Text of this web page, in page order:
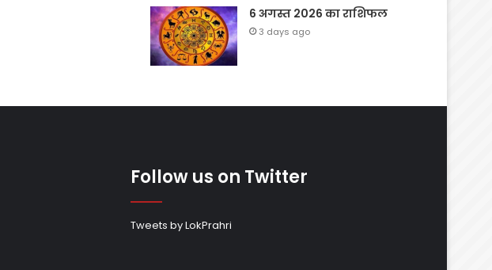
6 अगस्त 2026 का राशिफल
3 days ago
Follow us on Twitter
Tweets by LokPrahri